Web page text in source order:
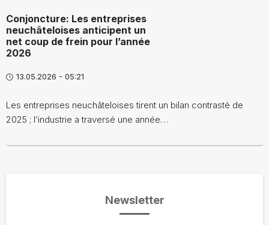
Conjoncture: Les entreprises
neuchâteloises anticipent un
net coup de frein pour l’année
2026
13.05.2026 - 05:21
Les entreprises neuchâteloises tirent un bilan contrasté de
2025 ; l’industrie a traversé une année…
Newsletter